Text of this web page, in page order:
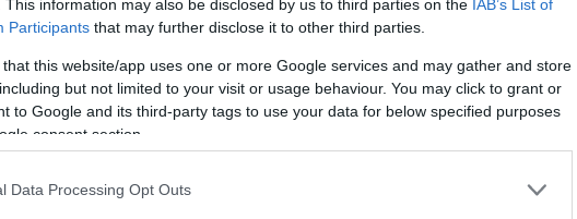
This information may also be disclosed by us to third parties on the IAB’s List of
Participants that may further disclose it to other third parties.
that this website/app uses one or more Google services and may gather and store
but not limited to your visit or usage behaviour. You may click to grant or
to Google and its third-party tags to use your data for below specified purposes
consent section.
Data Processing Opt Outs
hagyományos fizetési modellben a munkavállalói juttatások
nyújtani. Ez a helyzet gyakran…
elektromos